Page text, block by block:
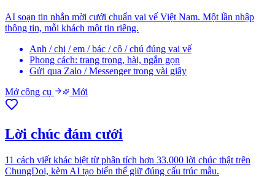
AI soạn tin nhắn mời cưới chuẩn vai vế Việt Nam. Một lần nhập
thông tin, mỗi khách một tin riêng.
Anh / chị / em / bác / cô / chú đúng vai vế
Phong cách: trang trọng, hài, ngắn gọn
Gửi qua Zalo / Messenger trong vài giây
Mở công cụ
Mới
Lời chúc đám cưới
11 cách viết khác biệt từ phân tích hơn 33.000 lời chúc thật trên
ChungDoi, kèm AI tạo biến thể giữ đúng cấu trúc mẫu.